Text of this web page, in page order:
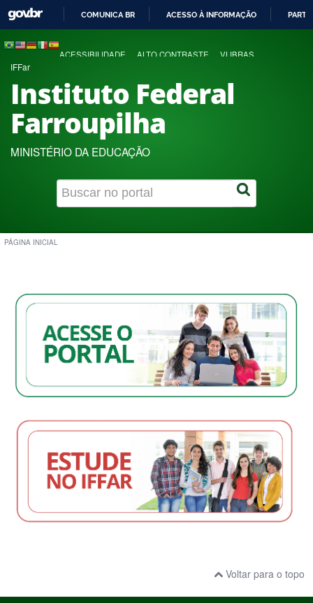
COMUNICA BR ACESSO À INFORMAÇÃO
ACESSIBILIDADE ALTO CONTRASTE VLIBRAS
IFFar
Instituto Federal
Farroupilha
MINISTÉRIO DA EDUCAÇÃO
PÁGINA INICIAL
Voltar para o topo